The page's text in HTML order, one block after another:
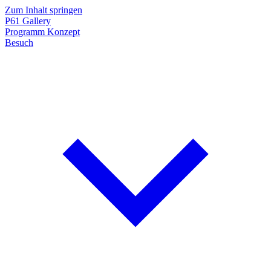
Zum Inhalt springen
P61 Gallery
Programm Konzept
Besuch